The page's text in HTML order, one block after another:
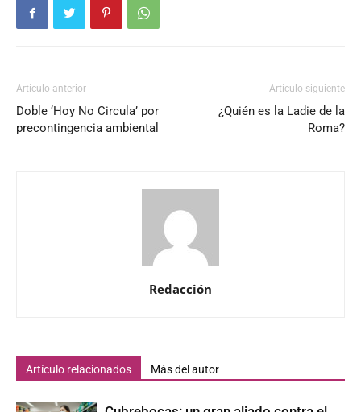
Artículo anterior
Doble ‘Hoy No Circula’ por
precontingencia ambiental
Artículo siguiente
¿Quién es la Ladie de la
Roma?
Redacción
Artículo relacionados Más del autor